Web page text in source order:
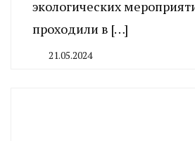
экологических
проходили в […]
21.05.2024